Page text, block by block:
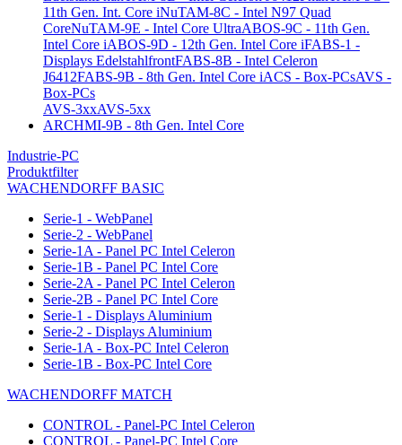
11th Gen. Int. Core iNuTAM-8C - Intel N97 Quad
CoreNuTAM-9E - Intel Core UltraABOS-9C - 11th Gen.
Intel Core iABOS-9D - 12th Gen. Intel Core iFABS-1 -
Displays EdelstahlfrontFABS-8B - Intel Celeron
J6412FABS-9B - 8th Gen. Intel Core iACS - Box-PCsAVS -
Box-PCs
AVS-3xxAVS-5xx
ARCHMI-9B - 8th Gen. Intel Core
Industrie-PC
Produktfilter
WACHENDORFF BASIC
Serie-1 - WebPanel
Serie-2 - WebPanel
Serie-1A - Panel PC Intel Celeron
Serie-1B - Panel PC Intel Core
Serie-2A - Panel PC Intel Celeron
Serie-2B - Panel PC Intel Core
Serie-1 - Displays Aluminium
Serie-2 - Displays Aluminium
Serie-1A - Box-PC Intel Celeron
Serie-1B - Box-PC Intel Core
WACHENDORFF MATCH
CONTROL - Panel-PC Intel Celeron
CONTROL - Panel-PC Intel Core